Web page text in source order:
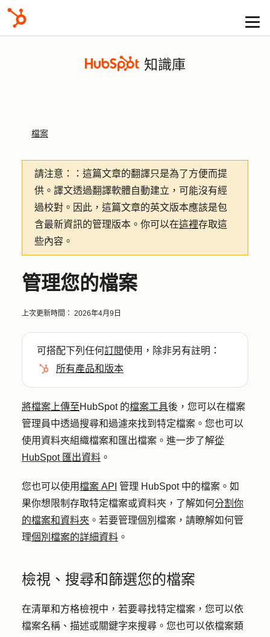
知識庫
檔案
請注意：
：這篇文章的翻譯只是為了方便而提
供。譯文透過翻譯軟體自動建立，可能沒有經
過校對。因此，這篇文章的英文版本應該是包
含最新資訊的管理版本。你可以在這裡存取這
些內容。
管理您的檔案
上次更新時間： 2026年4月9日
可搭配下列任何訂閱使用，除非另有註明：
所有產品和版本
將檔案上傳至HubSpot 的檔案工具後，您可以在檔案
管理員中透過搜尋和過濾來找到特定檔案。您也可以
使用資料夾組織檔案和匯出檔案。進一步了解從
HubSpot 匯出資料 。
您也可以使用檔案 API 管理 HubSpot 中的檔案。如
果你想限制存取特定檔案或資料夾，了解如何分割你
的檔案和資料夾 。若要管理個別檔案，請瞭解如何管
理個別檔案的詳細資料 。
檢視、搜尋和篩選您的檔案
在清單和方格檢視中，若要尋找特定檔案，您可以依
檔案名稱、描述或關鍵字來搜尋。您也可以依檔案類